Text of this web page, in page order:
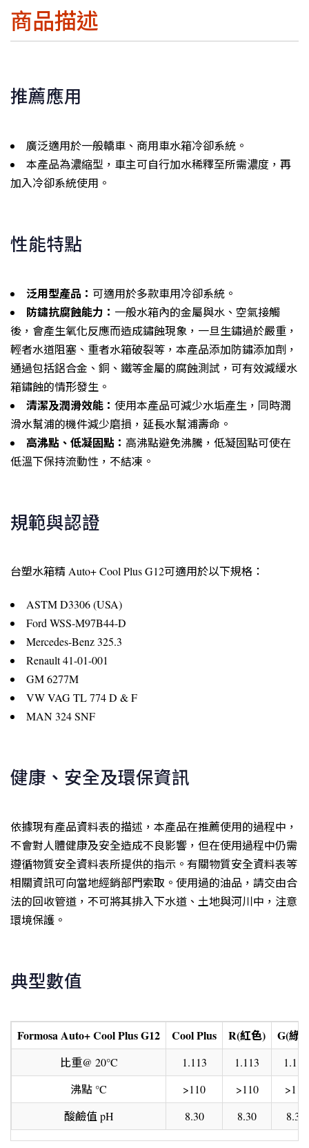
商品描述
推薦應用
廣泛適用於一般轎車、商用車水箱冷卻系統。
本產品為濃縮型，車主可自行加水稀釋至所需濃度，再
加入冷卻系統使用。
性能特點
泛用型產品： 可適用於多款車用冷卻系統。
防鏽抗腐蝕能力： 一般水箱內的金屬與水、空氣接觸
後，會產生氧化反應而造成鏽蝕現象，一旦生鏽過於嚴重，
輕者水道阻塞、重者水箱破裂等，本產品添加防鏽添加劑，
通過包括鋁合金、銅、鐵等金屬的腐蝕測試，可有效減緩水
箱鏽蝕的情形發生。
清潔及潤滑效能： 使用本產品可減少水垢產生，同時潤
滑水幫浦的機件減少磨損，延長水幫浦壽命。
高沸點、低凝固點： 高沸點避免沸騰，低凝固點可使在
低溫下保持流動性，不結凍。
規範與認證
台塑水箱精 Auto+ Cool Plus G12可適用於以下規格：
ASTM D3306 (USA)
Ford WSS-M97B44-D
Mercedes-Benz 325.3
Renault 41-01-001
GM 6277M
VW VAG TL 774 D & F
MAN 324 SNF
健康、安全及環保資訊
依據現有產品資料表的描述，本產品在推薦使用的過程中，
不會對人體健康及安全造成不良影響，但在使用過程中仍需
遵循物質安全資料表所提供的指示。有關物質安全資料表等
相關資訊可向當地經銷部門索取。使用過的油品，請交由合
法的回收管道，不可將其排入下水道、土地與河川中，注意
環境保護。
典型數值
Formosa Auto+ Cool Plus G12 Cool Plus R(紅色) G(綠
比重@ 20°C 1.113 1.113
1.113
沸點 °C
>110 >110
>110
酸鹼值 pH
8.30 8.30 8.30